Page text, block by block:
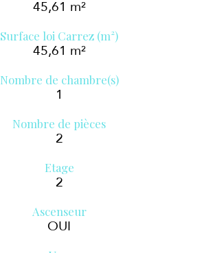
45,61 m²
Surface loi Carrez (m²)
45,61 m²
Nombre de chambre(s)
1
Nombre de pièces
2
Etage
2
Ascenseur
OUI